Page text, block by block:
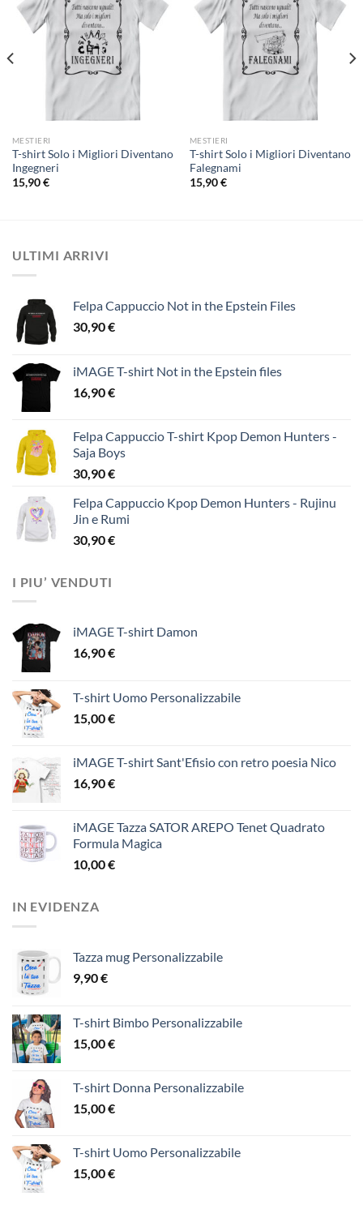
MESTIERI
T-shirt Solo i Migliori Diventano
Ingegneri
15,90€
MESTIERI
T-shirt Solo i Migliori Diventano
Falegnami
15,90€
ULTIMI ARRIVI
Felpa Cappuccio Not in the Epstein Files
30,90€
iMAGE T-shirt Not in the Epstein files
16,90€
Felpa Cappuccio T-shirt Kpop Demon Hunters -
Saja Boys
30,90€
Felpa Cappuccio Kpop Demon Hunters - Rujinu
Jin e Rumi
30,90€
I PIU’ VENDUTI
iMAGE T-shirt Damon
16,90€
T-shirt Uomo Personalizzabile
15,00€
iMAGE T-shirt Sant'Efisio con retro poesia Nico
16,90€
iMAGE Tazza SATOR AREPO Tenet Quadrato
Formula Magica
10,00€
IN EVIDENZA
Tazza mug Personalizzabile
9,90€
T-shirt Bimbo Personalizzabile
15,00€
T-shirt Donna Personalizzabile
15,00€
T-shirt Uomo Personalizzabile
15,00€